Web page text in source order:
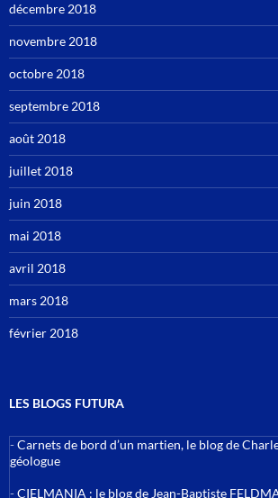
décembre 2018
novembre 2018
octobre 2018
septembre 2018
août 2018
juillet 2018
juin 2018
mai 2018
avril 2018
mars 2018
février 2018
LES BLOGS FUTURA
-Carnets de bord d’un martien, le blog de
géologue
-CIELMANIA : le blog de Jean-Baptiste